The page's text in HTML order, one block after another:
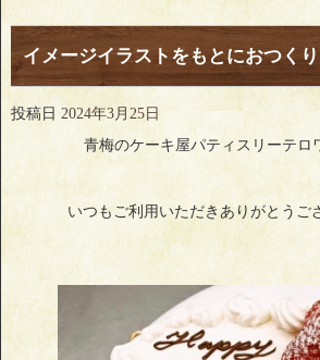
イメージイラストをもとにおつく
投稿日 2024年3月25日
青梅のケーキ屋パティスリーテロ
いつもご利用いただきありがとうご